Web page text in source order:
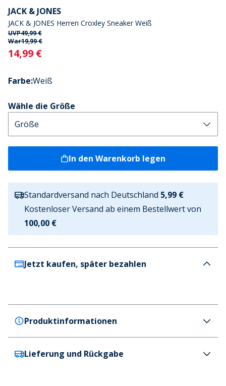
JACK & JONES
JACK & JONES Herren Croxley Sneaker Weiß
UVP49,99 €
War19,99 €
Current
14,99 €
Farbe:Weiß
Wähle die Größe
In den Warenkorb legen
Standardversand nach Deutschland 5,99 €
Kostenloser Versand ab einem Bestellwert von
100,00 €
Jetzt kaufen, später bezahlen
Produktinformationen
JACK & JONES
Lieferung und Rückgabe